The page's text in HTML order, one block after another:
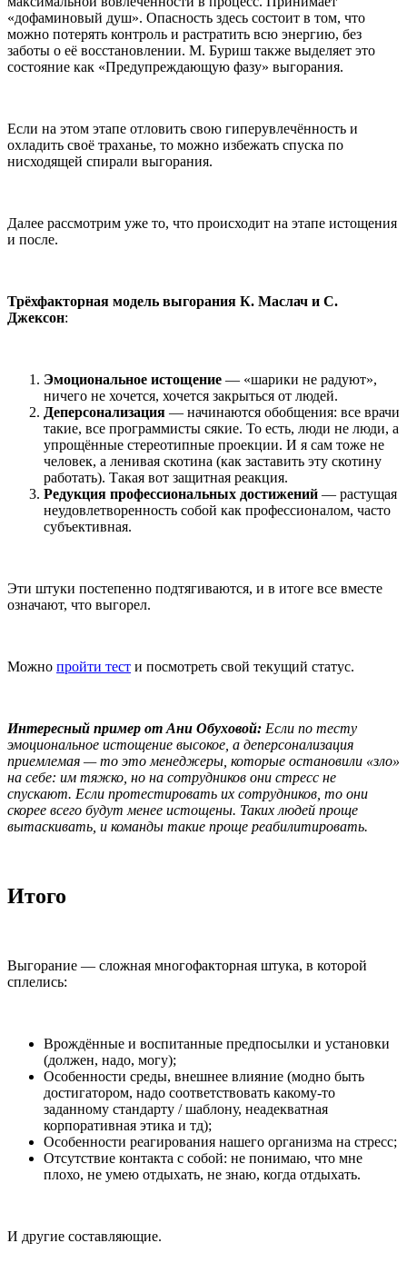
«дофаминовый душ». Опасность здесь состоит в том, что
можно потерять контроль и растратить всю энергию, без
заботы о её восстановлении. М. Буриш также выделяет это
состояние как «Предупреждающую фазу» выгорания.
Если на этом этапе отловить свою гиперувлечённость и
охладить своё траханье, то можно избежать спуска по
нисходящей спирали выгорания.
Далее рассмотрим уже то, что происходит на этапе истощения
и после.
Трёхфакторная модель выгорания К. Маслач и С.
Джексон:
Эмоциональное истощение — «шарики не радуют»,
ничего не хочется, хочется закрыться от людей.
Деперсонализация — начинаются обобщения: все врачи
такие, все программисты сякие. То есть, люди не люди, а
упрощённые стереотипные проекции. И я сам тоже не
человек, а ленивая скотина (как заставить эту скотину
работать). Такая вот защитная реакция.
Редукция профессиональных достижений — растущая
неудовлетворенность собой как профессионалом, часто
субъективная.
Эти штуки постепенно подтягиваются, и в итоге все вместе
означают, что выгорел.
Можно пройти тест и посмотреть свой текущий статус.
Интересный пример от Ани Обуховой: Если по тесту
эмоциональное истощение высокое, а деперсонализация
приемлемая — то это менеджеры, которые остановили «зло»
на себе: им тяжко, но на сотрудников они стресс не
спускают. Если протестировать их сотрудников, то они
скорее всего будут менее истощены. Таких людей проще
вытаскивать, и команды такие проще реабилитировать.
Итого
Выгорание — сложная многофакторная штука, в которой
сплелись:
Врождённые и воспитанные предпосылки и установки
(должен, надо, могу);
Особенности среды, внешнее влияние (модно быть
достигатором, надо соответствовать какому-то
заданному стандарту / шаблону, неадекватная
корпоративная этика и тд);
Особенности реагирования нашего организма на стресс;
Отсутствие контакта с собой: не понимаю, что мне
плохо, не умею отдыхать, не знаю, когда отдыхать.
И другие составляющие.